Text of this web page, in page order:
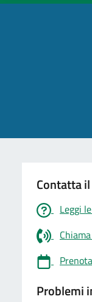
Contatta
Leggi
Problemi